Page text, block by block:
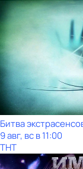
Битва
9 авг, вс в 11:00
ТНТ